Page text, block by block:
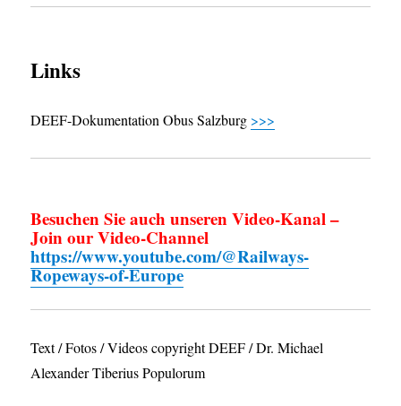
Links
DEEF-Dokumentation Obus Salzburg >>>
Besuchen Sie auch unseren Video-Kanal –
Join our Video-Channel
https://www.youtube.com/@Railways-
Ropeways-of-Europe
Text / Fotos / Videos copyright DEEF / Dr. Michael
Alexander Tiberius Populorum